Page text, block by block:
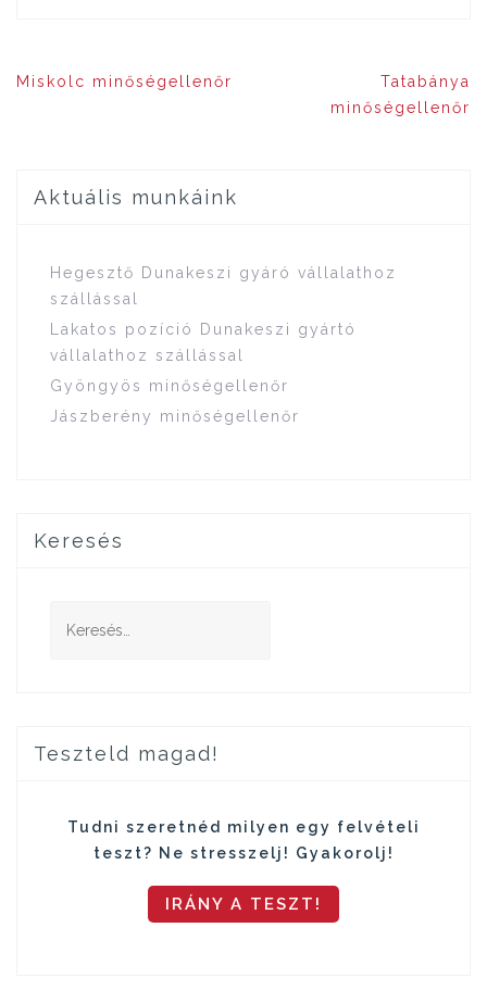
Bejegyzés
Miskolc minőségellenőr
Tatabánya
minőségellenőr
Aktuális munkáink
Hegesztő Dunakeszi gyáró vállalathoz
szállással
Lakatos pozíció Dunakeszi gyártó
vállalathoz szállással
Gyöngyös minőségellenőr
Jászberény minőségellenőr
Keresés
Teszteld magad!
Tudni szeretnéd milyen egy felvételi
teszt? Ne stresszelj! Gyakorolj!
IRÁNY A TESZT!